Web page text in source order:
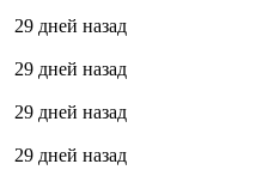
29 дней назад
29 дней назад
29 дней назад
29 дней назад